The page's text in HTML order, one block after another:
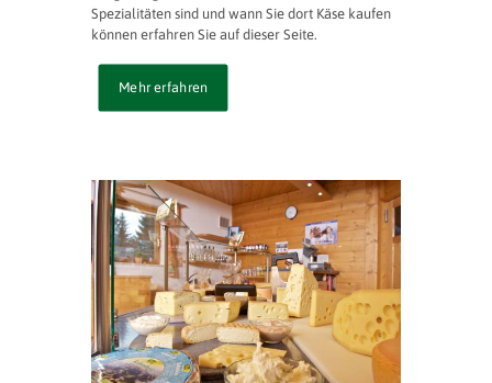
Spezialitäten sind und wann Sie dort Käse kaufen
können erfahren Sie auf dieser Seite.
Mehr erfahren